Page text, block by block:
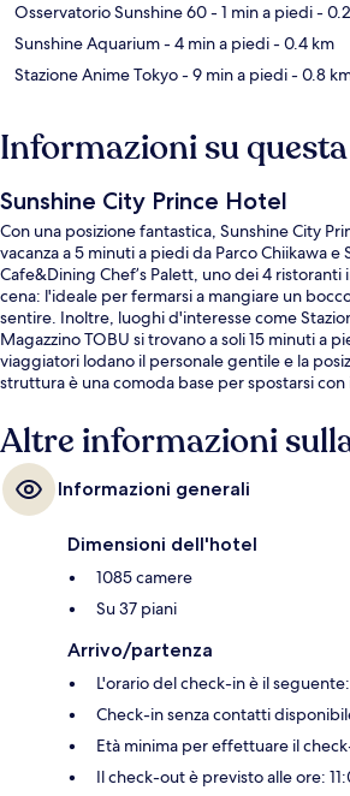
Osservatorio Sunshine 60- 1 min a piedi-
Sunshine Aquarium- 4 min a piedi- 0.4 km
Stazione Anime Tokyo- 9 min a piedi- 0.8
Informazioni su
Sunshine City Prince Hotel
Con una posizione fantastica, Sunshine City
vacanza a 5 minuti a piedi da Parco Chiikawa e
Cafe&Dining Chef’s Palett, uno dei 4 ristoranti
cena: l'ideale per fermarsi a mangiare un
sentire. Inoltre, luoghi d'interesse come
Magazzino TOBU si trovano a soli 15 minuti a
viaggiatori lodano il personale gentile e la
struttura è una comoda base per spostarsi
Altre informazioni
Informazioni generali
Dimensioni dell'hotel
1085 camere
Su 37 piani
Arrivo/partenza
L'orario del check-in è il
Check-in senza contatti
Età minima per effettuare il
Il check-out è previsto alle ore: